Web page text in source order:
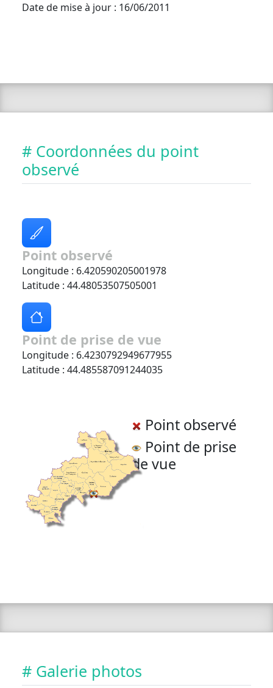
Date de mise à jour : 16/06/2011
# Coordonnées du point
observé
Point observé
Longitude : 6.420590205001978
Latitude : 44.48053507505001
Point de prise de vue
Longitude : 6.4230792949677955
Latitude : 44.485587091244035
Point observé
Point de prise
de vue
# Galerie photos